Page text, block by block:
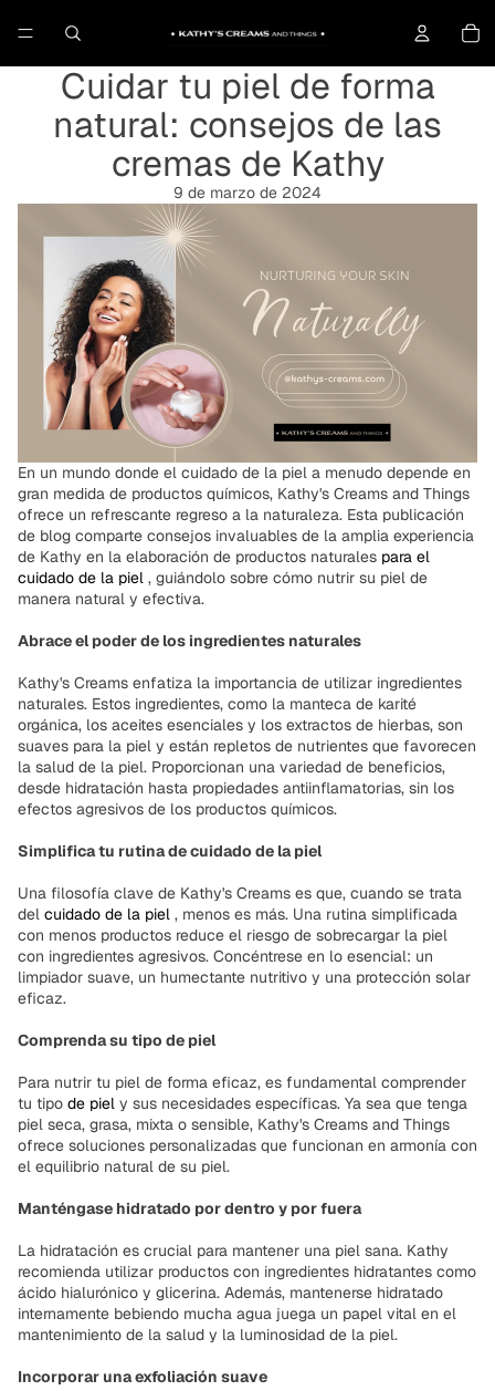
Cuidar tu piel de forma
natural: consejos de las
cremas de Kathy
9 de marzo de 2024
En un mundo donde el cuidado de la piel a menudo depende en
gran medida de productos químicos, Kathy's Creams and Things
ofrece un refrescante regreso a la naturaleza. Esta publicación
de blog comparte consejos invaluables de la amplia experiencia
de Kathy en la elaboración de productos naturales para el
cuidado de la piel , guiándolo sobre cómo nutrir su piel de
manera natural y efectiva.
Abrace el poder de los ingredientes naturales
Kathy's Creams enfatiza la importancia de utilizar ingredientes
naturales. Estos ingredientes, como la manteca de karité
orgánica, los aceites esenciales y los extractos de hierbas, son
suaves para la piel y están repletos de nutrientes que favorecen
la salud de la piel. Proporcionan una variedad de beneficios,
desde hidratación hasta propiedades antiinflamatorias, sin los
efectos agresivos de los productos químicos.
Simplifica tu rutina de cuidado de la piel
Una filosofía clave de Kathy's Creams es que, cuando se trata
del cuidado de la piel , menos es más. Una rutina simplificada
con menos productos reduce el riesgo de sobrecargar la piel
con ingredientes agresivos. Concéntrese en lo esencial: un
limpiador suave, un humectante nutritivo y una protección solar
eficaz.
Comprenda su tipo de piel
Para nutrir tu piel de forma eficaz, es fundamental comprender
tu tipo de piel y sus necesidades específicas. Ya sea que tenga
piel seca, grasa, mixta o sensible, Kathy's Creams and Things
ofrece soluciones personalizadas que funcionan en armonía con
el equilibrio natural de su piel.
Manténgase hidratado por dentro y por fuera
La hidratación es crucial para mantener una piel sana. Kathy
recomienda utilizar productos con ingredientes hidratantes como
ácido hialurónico y glicerina. Además, mantenerse hidratado
internamente bebiendo mucha agua juega un papel vital en el
mantenimiento de la salud y la luminosidad de la piel.
Incorporar una exfoliación suave